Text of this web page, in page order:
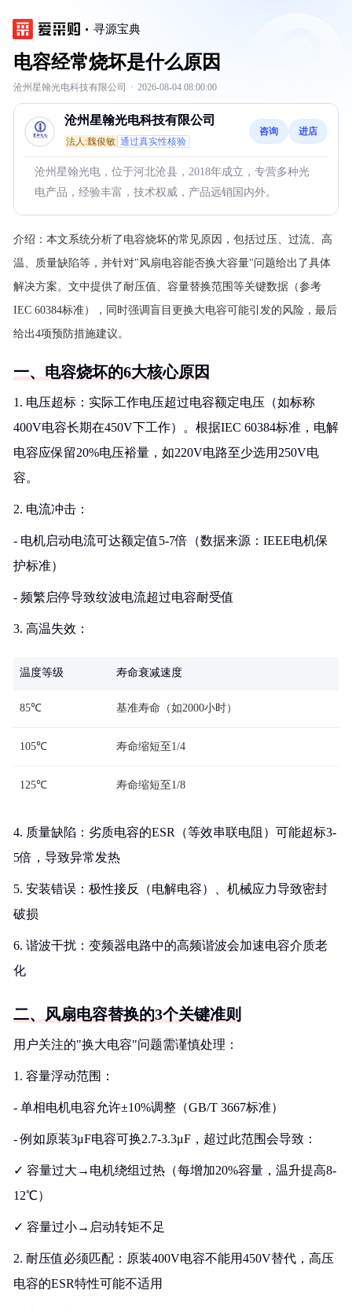
寻源宝典
电容经常烧坏是什么原因
沧州星翰光电科技有限公司 · 2026-08-04 08:00:00
沧州星翰光电科技有限公司
法人:魏俊敏 通过真实性核验
咨询 进店
沧州星翰光电，位于河北沧县，2018年成立，专营多种光
电产品，经验丰富，技术权威，产品远销国内外。
介绍： 本文系统分析了电容烧坏的常见原因，包括过压、过流、高
温、质量缺陷等，并针对"风扇电容能否换大容量"问题给出了具体
解决方案。文中提供了耐压值、容量替换范围等关键数据（参考
IEC 60384标准），同时强调盲目更换大电容可能引发的风险，最后
给出4项预防措施建议。
一、电容烧坏的6大核心原因
1. 电压超标：实际工作电压超过电容额定电压（如标称
400V电容长期在450V下工作）。根据IEC 60384标准，电解
电容应保留20%电压裕量，如220V电路至少选用250V电
容。
2. 电流冲击：
- 电机启动电流可达额定值5-7倍（数据来源：IEEE电机保
护标准）
- 频繁启停导致纹波电流超过电容耐受值
3. 高温失效：
温度等级 寿命衰减速度
85℃ 基准寿命（如2000小时）
105℃ 寿命缩短至1/4
125℃ 寿命缩短至1/8
4. 质量缺陷：劣质电容的ESR（等效串联电阻）可能超标3-
5倍，导致异常发热
5. 安装错误：极性接反（电解电容）、机械应力导致密封
破损
6. 谐波干扰：变频器电路中的高频谐波会加速电容介质老
化
二、风扇电容替换的3个关键准则
用户关注的"换大电容"问题需谨慎处理：
1. 容量浮动范围：
- 单相电机电容允许±10%调整（GB/T 3667标准）
- 例如原装3μF电容可换2.7-3.3μF，超过此范围会导致：
✓ 容量过大→电机绕组过热（每增加20%容量，温升提高8-
12℃）
✓ 容量过小→启动转矩不足
2. 耐压值必须匹配：原装400V电容不能用450V替代，高压
电容的ESR特性可能不适用